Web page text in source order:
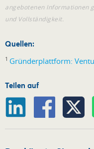
angebotenen Informationen
und Vollständigkeit.
Quellen:
1 Gründerplattform:
Teilen auf